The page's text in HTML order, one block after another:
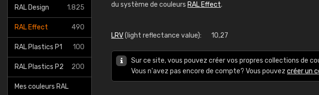
RAL Design 1.825
RAL Effect 490
RAL Plastics P1 100
RAL Plastics P2 200
Mes couleurs RAL
du système de couleurs RAL Effect.
LRV(light reflectance value): 10,27
Sur ce site, vous pouvez créer vos propres collections de
Vous n'avez pas encore de compte? Vous pouvez créer un